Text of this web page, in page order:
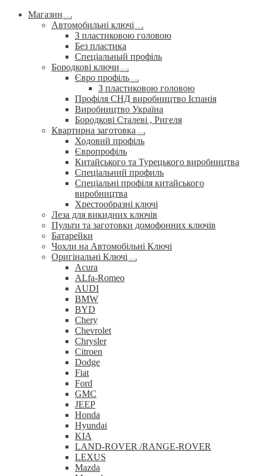
Магазин
Розгорнуте
вкладене
меню
Автомобильні ключі
Розгорнуте
вкладене
З пластиковою головою
Без пластика
Спеціальный профіль
Бородкові ключи
Розгорнуте
вкладене
меню
Євро профіль
Розгорнуте
вкладене
меню
З пластиковою головою
Профіля СНД виробництво Іспанія
Виробництво Україна
Бородкові Сталеві , Ригеля
Квартирна заготовка
Розгорнуте
вкладене
Ходовий профіль
Європрофіль
Китайського та Турецького виробництва
Спеціальний профиль
Спеціальні профіля китайського
виробництва
Хрестообразні ключі
Леза для викидних ключів
Пульти та заготовки домофонних ключів
Батарейки
Чохли на Автомобільні Ключі
Оригінальні Ключі
Розгорнуте
Acura
ALfa-Romeo
AUDI
BMW
BYD
Chery
Chevrolet
Chrysler
Citroen
Dodge
Fiat
Ford
GMC
JEEP
Honda
Hyundai
KIA
LAND-ROVER /RANGE-ROVER
LEXUS
Mazda